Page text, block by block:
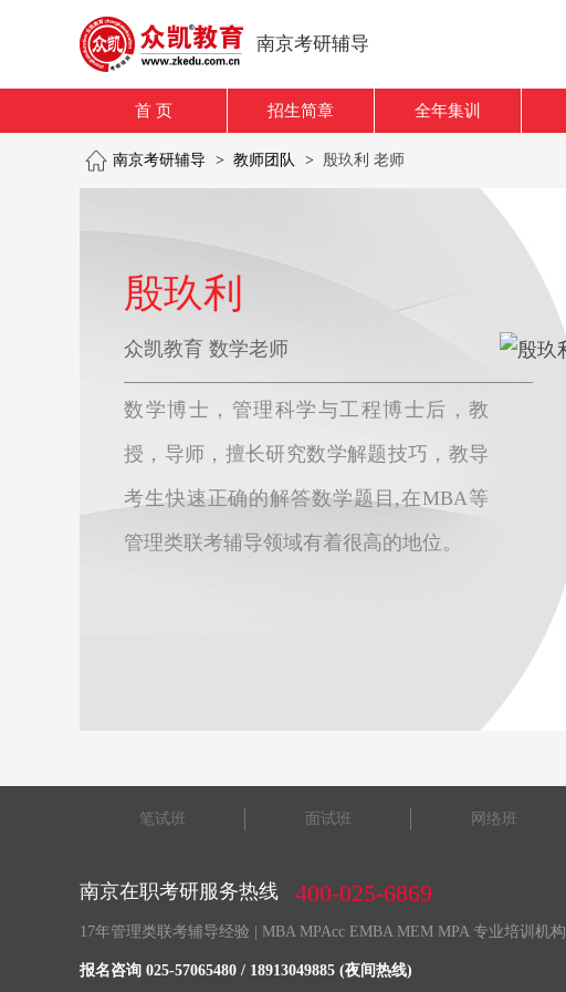
南京考研辅导
首 页 招生简章 全年集训
南京考研辅导 > 教师团队 > 殷玖利 老师
殷玖利
众凯教育 数学老师
数学博士，管理科学与工程博士后，教
授，导师，擅长研究数学解题技巧，教导
考生快速正确的解答数学题目,在MBA等
管理类联考辅导领域有着很高的地位。
笔试班 面试班 网络班
南京在职考研服务热线 400-025-6869
17年管理类联考辅导经验 | MBA MPAcc EMBA MEM MPA 专业培训机构
报名咨询 025-57065480 / 18913049885 (夜间热线)